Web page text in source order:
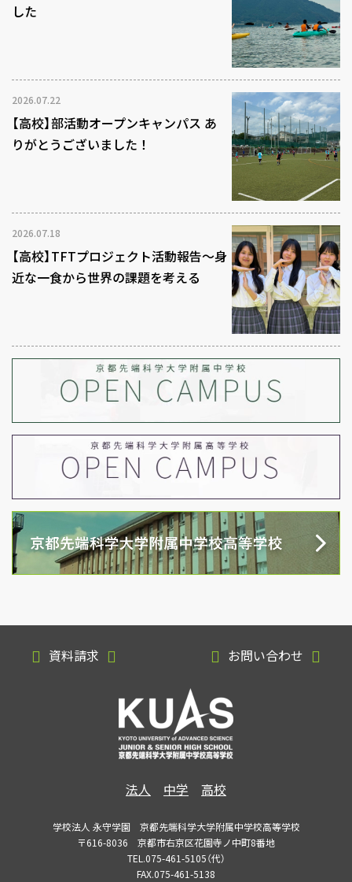
した
2026.07.22
【高校】部活動オープンキャンパス あ
りがとうございました！
2026.07.18
【高校】TFTプロジェクト活動報告～身
近な一食から世界の課題を考える
資料請求 お問い合わせ
法人 中学 高校
学校法人 永守学園 京都先端科学大学附属中学校高等学校
〒616-8036 京都市右京区花園寺ノ中町8番地
TEL.075-461-5105（代）
FAX.075-461-5138